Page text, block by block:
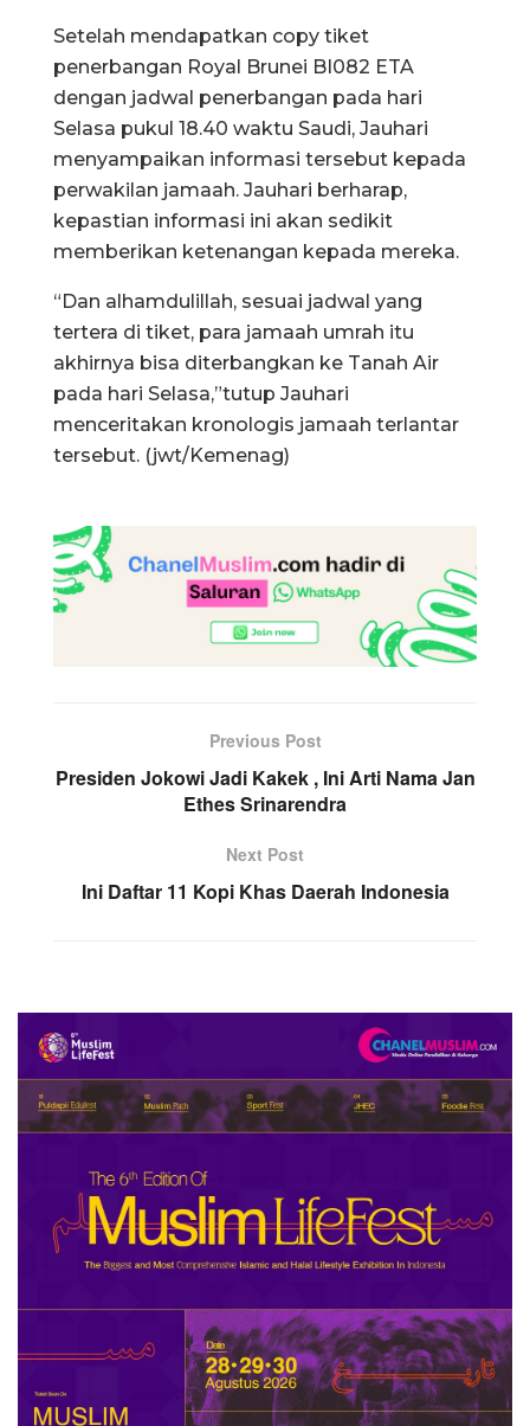
Setelah mendapatkan copy tiket
penerbangan Royal Brunei BI082 ETA
dengan jadwal penerbangan pada hari
Selasa pukul 18.40 waktu Saudi, Jauhari
menyampaikan informasi tersebut kepada
perwakilan jamaah. Jauhari berharap,
kepastian informasi ini akan sedikit
memberikan ketenangan kepada mereka.
“Dan alhamdulillah, sesuai jadwal yang
tertera di tiket, para jamaah umrah itu
akhirnya bisa diterbangkan ke Tanah Air
pada hari Selasa,”tutup Jauhari
menceritakan kronologis jamaah terlantar
tersebut. (jwt/Kemenag)
Previous Post
Presiden Jokowi Jadi Kakek , Ini Arti Nama Jan
Ethes Srinarendra
Next Post
Ini Daftar 11 Kopi Khas Daerah Indonesia